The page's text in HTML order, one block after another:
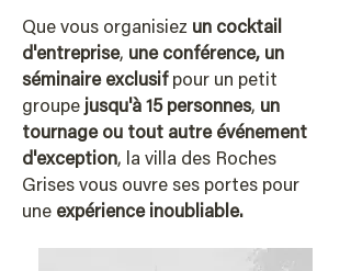
Que vous organisiez un cocktail
d'entreprise, une conférence, un
séminaire exclusifpour un petit
groupe jusqu'à 15 personnes, un
tournage ou tout autre événement
d'exception, la villa des Roches
Grises vous ouvre ses portes pour
une expérience inoubliable.